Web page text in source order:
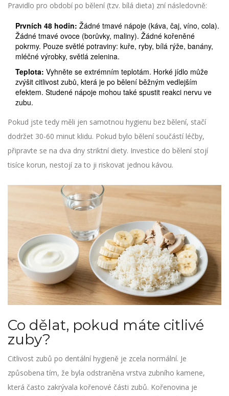
Pravidlo pro období po bělení (tzv. bílá dieta) zní následovně:
Prvních 48 hodin: Žádné tmavé nápoje (káva, čaj, víno, cola).
Žádné tmavé ovoce (borůvky, maliny). Žádné kořeněné
pokrmy. Pouze světlé potraviny: kuře, ryby, bílá rýže, banány,
mléčné výrobky, světlá zelenina.
Teplota: Vyhněte se extrémním teplotám. Horké jídlo může
zvýšit citlivost zubů, která je po bělení běžným vedlejším
efektem. Studené nápoje mohou také spustit reakci nervu ve
zubu.
Pokud jste tedy měli jen samotnou hygienu bez bělení, stačí
dodržet 30-60 minut klidu. Pokud bylo bělení součástí léčby,
připravte se na dva dny striktní diety. Investice do bělení stojí
tisíce korun, nestojí za to ji riskovat jednou kávou.
Co dělat, pokud máte citlivé
zuby?
Citlivost zubů po dentální hygieně je zcela normální. Je
způsobena tím, že byla odstraněna vrstva zubního kamene,
která často zakrývala kořenové části zubů. Kořenovina je